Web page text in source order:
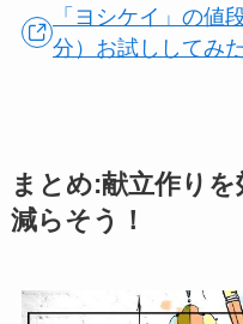
「ヨシケイ」の値
分）お試ししてみ
まとめ:献立作り
減らそう！